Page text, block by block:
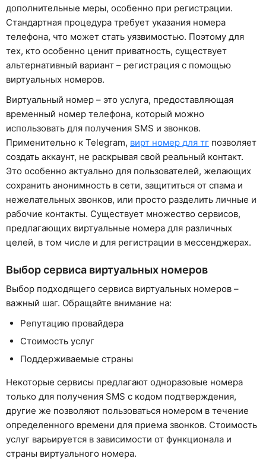
дополнительные меры, особенно при регистрации.
Стандартная процедура требует указания номера
телефона, что может стать уязвимостью. Поэтому для
тех, кто особенно ценит приватность, существует
альтернативный вариант – регистрация с помощью
виртуальных номеров.
Виртуальный номер – это услуга, предоставляющая
временный номер телефона, который можно
использовать для получения SMS и звонков.
Применительно к Telegram, вирт номер для тг позволяет
создать аккаунт, не раскрывая свой реальный контакт.
Это особенно актуально для пользователей, желающих
сохранить анонимность в сети, защититься от спама и
нежелательных звонков, или просто разделить личные и
рабочие контакты. Существует множество сервисов,
предлагающих виртуальные номера для различных
целей, в том числе и для регистрации в мессенджерах.
Выбор сервиса виртуальных номеров
Выбор подходящего сервиса виртуальных номеров –
важный шаг. Обращайте внимание на:
Репутацию провайдера
Стоимость услуг
Поддерживаемые страны
Некоторые сервисы предлагают одноразовые номера
только для получения SMS с кодом подтверждения,
другие же позволяют пользоваться номером в течение
определенного времени для приема звонков. Стоимость
услуг варьируется в зависимости от функционала и
страны виртуального номера.